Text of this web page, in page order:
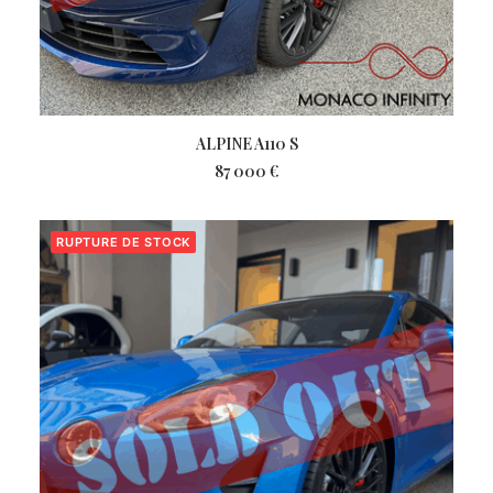
LIRE LA SUITE
ALPINE A110 S
87 000 €
RUPTURE DE STOCK